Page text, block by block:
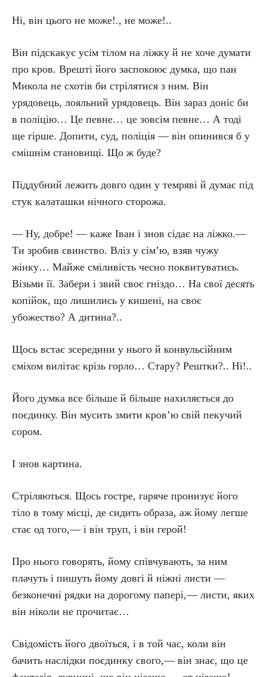
Ні, він цього не може!., не може!..
Він підскакує усім тілом на ліжку й не хоче думати
про кров. Врешті його заспокоює думка, що пан
Микола не схотів би стрілятися з ним. Він
урядовець, лояльний урядовець. Він зараз доніс би
в поліцію… Це певне… це зовсім певне… А тоді
ще гірше. Допити, суд, поліція — він опинився б у
смішнім становищі. Що ж буде?
Піддубний лежить довго один у темряві й думає під
стук калаташки нічного сторожа.
— Ну, добре! — каже Іван і знов сідає на ліжко.—
Ти зробив свинство. Вліз у сім’ю, взяв чужу
жінку… Майже сміливість чесно поквитуватись.
Візьми її. Забери і звий своє гніздо… На свої десять
копійок, що лишились у кишені, на своє
убожество? А дитина?..
Щось встає зсередини у нього й конвульсійним
сміхом вилітає крізь горло… Стару? Рештки?.. Ні!..
Його думка все більше й більше нахиляється до
поєдинку. Він мусить змити кров’ю свій пекучий
сором.
І знов картина.
Стріляються. Щось гостре, гаряче пронизує його
тіло в тому місці, де сидить образа, аж йому легше
стає од того,— і він труп, і він герой!
Про нього говорять, йому співчувають, за ним
плачуть і пишуть йому довгі й ніжні листи —
безконечні рядки на дорогому папері,— листи, яких
він ніколи не прочитає…
Свідомість його двоїться, і в той час, коли він
бачить наслідки поєдинку свого,— він знає, що це